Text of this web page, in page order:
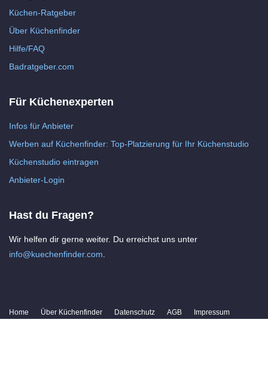
Küchen-Ratgeber
Über Küchenfinder
Hilfe/FAQ
Badratgeber.com
Für Küchenexperten
Infos für Anbieter
Werben auf Küchenfinder: Top-Platzierung für Ihr Küchenstudio
Küchenstudio eintragen
Anbieter-Login
Hast du Fragen?
Wir helfen dir gerne weiter. Du erreichst uns unter
info@kuechenfinder.com
Home Über Küchenfinder Datenschutz AGB Impressum